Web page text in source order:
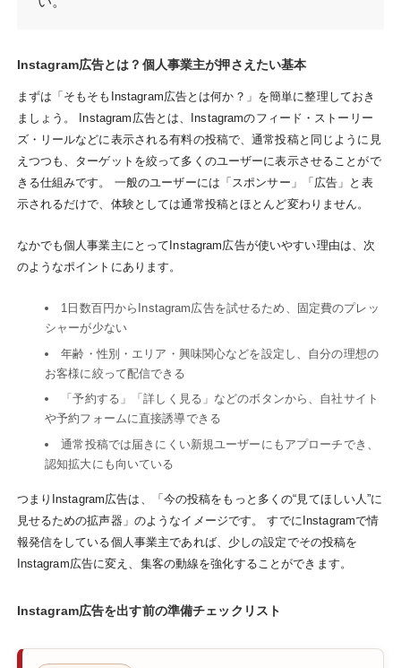
Instagram広告とは？個人事業主が押さえたい基本
まずは「そもそもInstagram広告とは何か？」を簡単に整理しておき
ましょう。 Instagram広告とは、Instagramのフィード・ストーリー
ズ・リールなどに表示される有料の投稿で、通常投稿と同じように見
えつつも、ターゲットを絞って多くのユーザーに表示させることがで
きる仕組みです。 一般のユーザーには「スポンサー」「広告」と表
示されるだけで、体験としては通常投稿とほとんど変わりません。
なかでも個人事業主にとってInstagram広告が使いやすい理由は、次
のようなポイントにあります。
1日数百円からInstagram広告を試せるため、固定費のプレッ
シャーが少ない
年齢・性別・エリア・興味関心などを設定し、自分の理想の
お客様に絞って配信できる
「予約する」「詳しく見る」などのボタンから、自社サイト
や予約フォームに直接誘導できる
通常投稿では届きにくい新規ユーザーにもアプローチでき、
認知拡大にも向いている
つまりInstagram広告は、「今の投稿をもっと多くの“見てほしい人”に
見せるための拡声器」のようなイメージです。 すでにInstagramで情
報発信をしている個人事業主であれば、少しの設定でその投稿を
Instagram広告に変え、集客の動線を強化することができます。
Instagram広告を出す前の準備チェックリスト